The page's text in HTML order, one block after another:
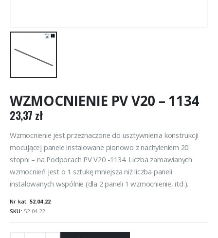
WZMOCNIENIE PV V20 – 1134
23,37 zł
Wzmocnienie jest przeznaczone do usztywnienia konstrukcji
mocującej panele instalowane pionowo z nachyleniem 20
stopni – na Podporach PV V20 -1134. Liczba zamawianych
wzmocnień jest o 1 sztukę mniejsza niż liczba paneli
instalowanych wspólnie (dla 2 paneli 1 wzmocnienie, itd.).
Nr kat. 52.04.22
SKU: 52.04.22